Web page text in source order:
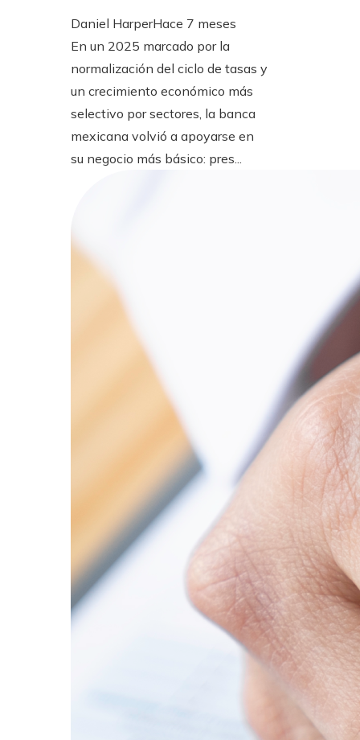
Daniel HarperHace 7 meses
En un 2025 marcado por la
normalización del ciclo de tasas y
un crecimiento económico más
selectivo por sectores, la banca
mexicana volvió a apoyarse en
su negocio más básico: pres...